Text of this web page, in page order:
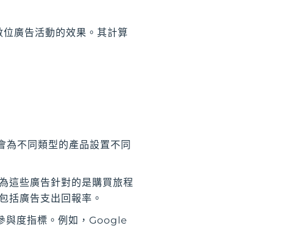
廣告活動的效果。其計算
為不同類型的產品設置不同
些廣告針對的是購買旅程
括廣告支出回報率。
度指標。例如，Google